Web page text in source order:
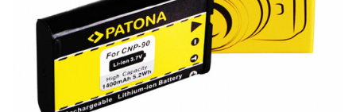
Scule electrice
Smartwatch
Incarcatoare
Aparate foto
Aspiratoare